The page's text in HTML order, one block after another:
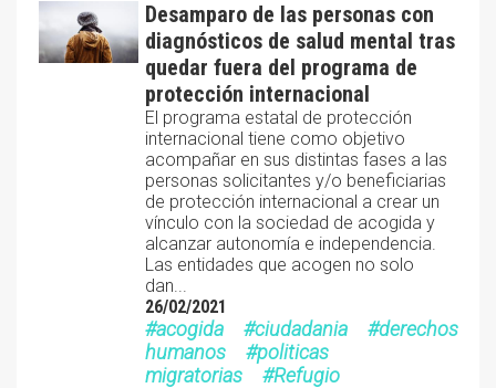
Desamparo de las personas con
diagnósticos de salud mental tras
quedar fuera del programa de
protección internacional
El programa estatal de protección
internacional tiene como objetivo
acompañar en sus distintas fases a las
personas solicitantes y/o beneficiarias
de protección internacional a crear un
vínculo con la sociedad de acogida y
alcanzar autonomía e independencia.
Las entidades que acogen no solo
dan...
26/02/2021
acogida ciudadania
derechos
humanos
politicas
migratorias
Refugio